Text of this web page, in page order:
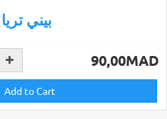
10kg بيني تريا
90,00MAD
Add to Cart